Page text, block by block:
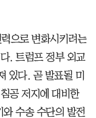
으로 변화시키려는
. 트럼프 정부 외교
있다. 곧 발표될 미
공 저지에 대비한
수송 수단의 발전